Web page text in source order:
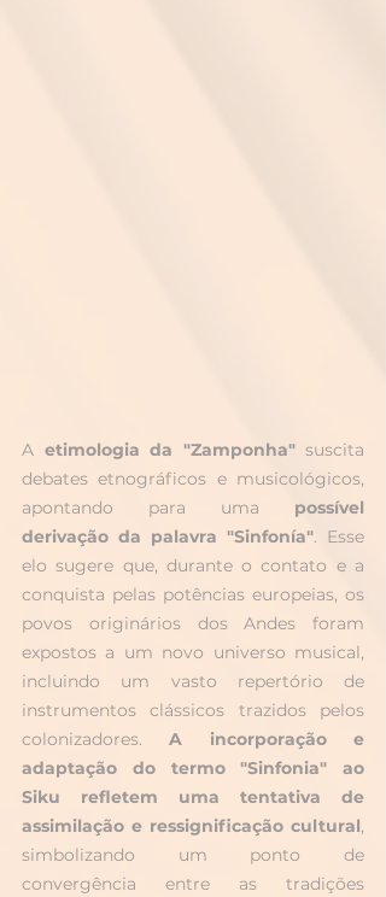
A etimologia da "Zamponha" suscita
debates etnográficos e musicológicos,
apontando para uma possível
derivação da palavra "Sinfonía". Esse
elo sugere que, durante o contato e a
conquista pelas potências europeias, os
povos originários dos Andes foram
expostos a um novo universo musical,
incluindo um vasto repertório de
instrumentos clássicos trazidos pelos
colonizadores. A incorporação e
adaptação do termo "Sinfonia" ao
Siku refletem uma tentativa de
assimilação e ressignificação cultural,
simbolizando um ponto de
convergência entre as tradições